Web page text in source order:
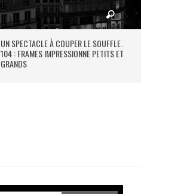
UN SPECTACLE À COUPER LE SOUFFLE AU
104 : FRAMES IMPRESSIONNE PETITS ET
GRANDS